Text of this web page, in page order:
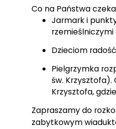
Co na Państwa
Jarmark i
Dzieciom
Pielgrzymka
św. Krzysztofa).
Krzysztofa,
Zapraszamy do
zabytkowym